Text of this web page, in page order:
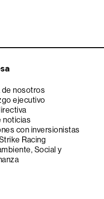
de nosotros
ejecutivo
noticias
con inversionistas
Racing
Social y